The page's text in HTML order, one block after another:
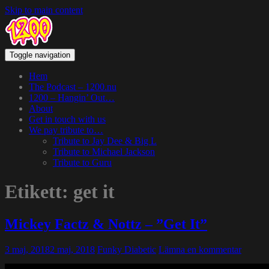
Skip to main content
Toggle navigation
Hem
The Podcast – 1200.nu
1200 – Hangin’ Out…
About
Get in touch with us
We pay tribute to…
Tribute to Jay Dee & Big L
Tribute to Michael Jackson
Tribute to Guru
Etikett: get it
Mickey Factz & Nottz – ”Get It”
3 maj, 20182 maj, 2018 Funky Diabetic Lämna en kommentar